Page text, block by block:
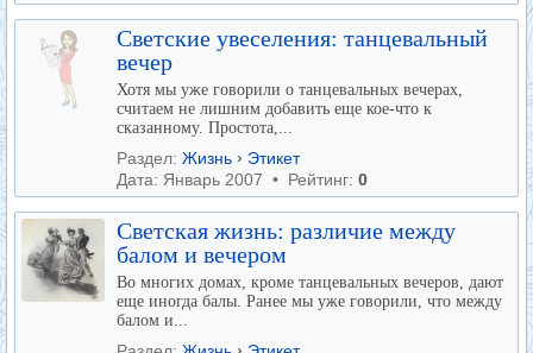
Светские увеселения: танцевальный
вечер
Хотя мы уже говорили о танцевальных вечерах,
считаем не лишним добавить еще кое-что к
сказанному. Простота,...
Раздел: Жизнь › Этикет
Дата: Январь 2007 • Рейтинг: 0
Светская жизнь: различие между
балом и вечером
Во многих домах, кроме танцевальных вечеров, дают
еще иногда балы. Ранее мы уже говорили, что между
балом и...